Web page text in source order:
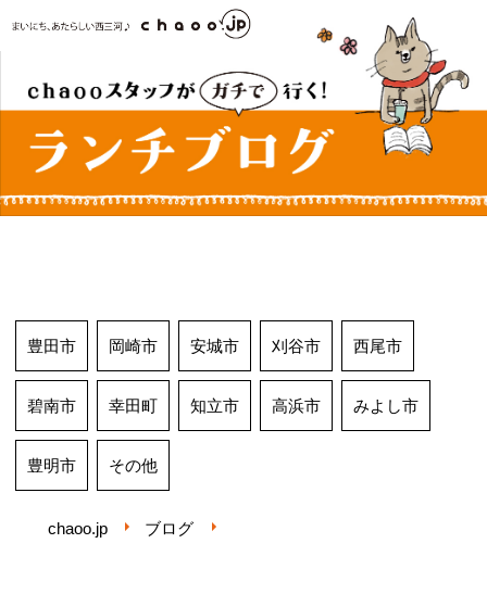
キ
豊田市 岡崎市 安城市 刈谷市 西尾市
碧南市 幸田町 知立市 高浜市 みよし市
豊明市 その他
chaoo.jp ブログ